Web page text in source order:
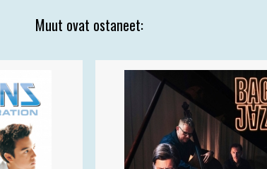
Muut ovat ostaneet: